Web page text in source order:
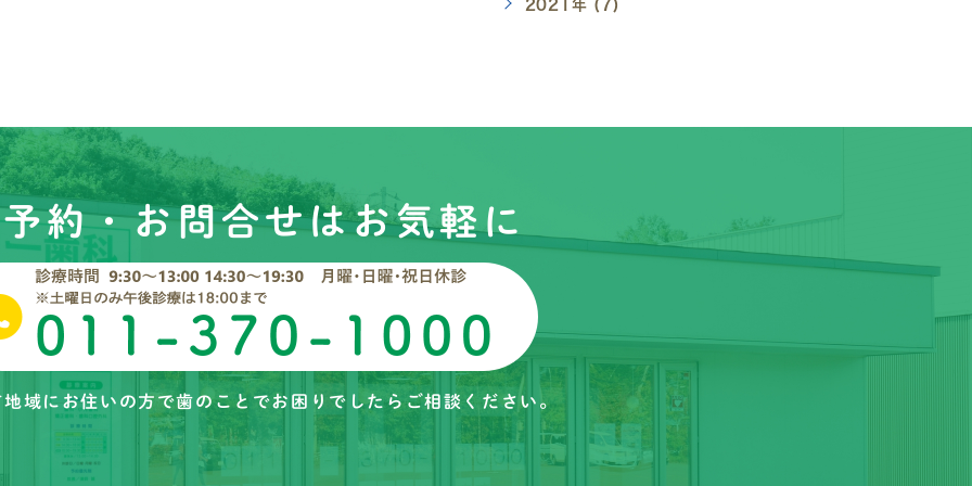
2021年 (7)
約・お問合せはお気軽に
域にお住いの方で歯のことでお困りでしたらご相談ください。